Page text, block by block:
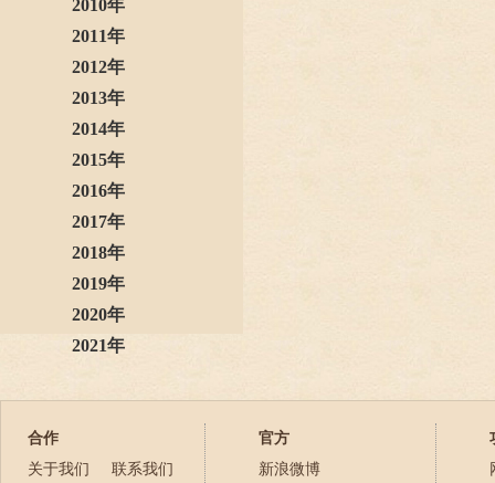
2010年
2011年
2012年
2013年
2014年
2015年
2016年
2017年
2018年
2019年
2020年
2021年
2023年
2025年
合作
关于我们
联系我们
官方
新浪微博